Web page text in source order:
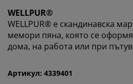
WELLPUR®
WELLPUR® е скандинавска
мемори пяна, която се
дома, на работа или при
Артикул: 4339401